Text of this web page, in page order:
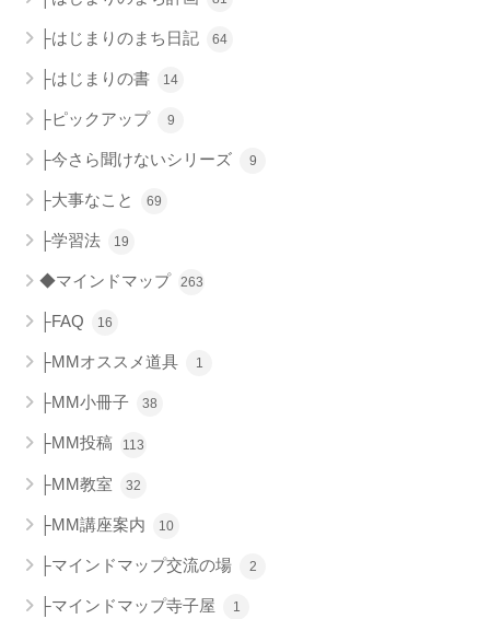
├はじまりのまち日記 64
├はじまりの書 14
├ピックアップ 9
├今さら聞けないシリーズ 9
├大事なこと 69
├学習法 19
◆マインドマップ 263
├FAQ 16
├MMオススメ道具 1
├MM小冊子 38
├MM投稿 113
├MM教室 32
├MM講座案内 10
├マインドマップ交流の場 2
├マインドマップ寺子屋 1